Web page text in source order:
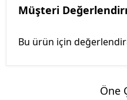
Müşteri
Bu ürün için
Öne